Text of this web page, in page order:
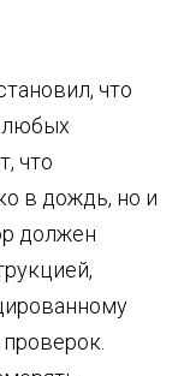
что
любых
что
в дождь, но и
должен